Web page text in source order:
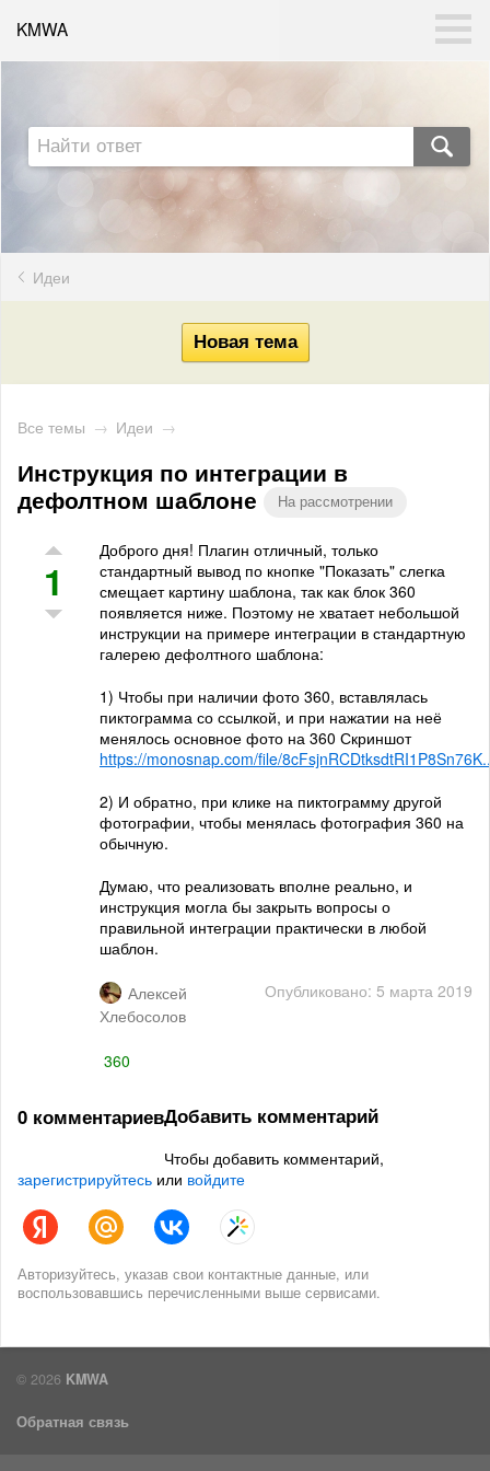
KMWA
Идеи
Все темы → Идеи →
Инструкция по интеграции в
дефолтном шаблоне
На рассмотрении
1
Доброго дня! Плагин отличный, только
стандартный вывод по кнопке "Показать" слегка
смещает картину шаблона, так как блок 360
появляется ниже. Поэтому не хватает небольшой
инструкции на примере интеграции в стандартную
галерею дефолтного шаблона:
1) Чтобы при наличии фото 360, вставлялась
пиктограмма со ссылкой, и при нажатии на неё
менялось основное фото на 360 Скриншот
https://monosnap.com/file/
2) И обратно, при клике на пиктограмму другой
фотографии, чтобы менялась фотография 360 на
обычную.
Думаю, что реализовать вполне реально, и
инструкция могла бы закрыть вопросы о
правильной интеграции практически в любой
шаблон.
Опубликовано: 5 марта 2019
Алексей
Хлебосолов
360
0 комментариевДобавить комментарий
Чтобы добавить комментарий,
зарегистрируйтесь или войдите
Авторизуйтесь, указав свои контактные данные, или
воспользовавшись перечисленными выше сервисами.
© 2026 KMWA
Обратная связь